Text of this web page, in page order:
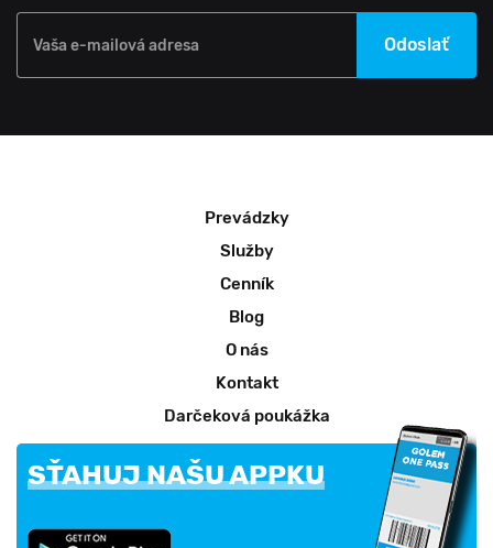
Vaša e-mailová adresa Odoslať
Prevádzky
Služby
Cenník
Blog
O nás
Kontakt
Darčeková poukážka
SŤAHUJ NAŠU APPKU